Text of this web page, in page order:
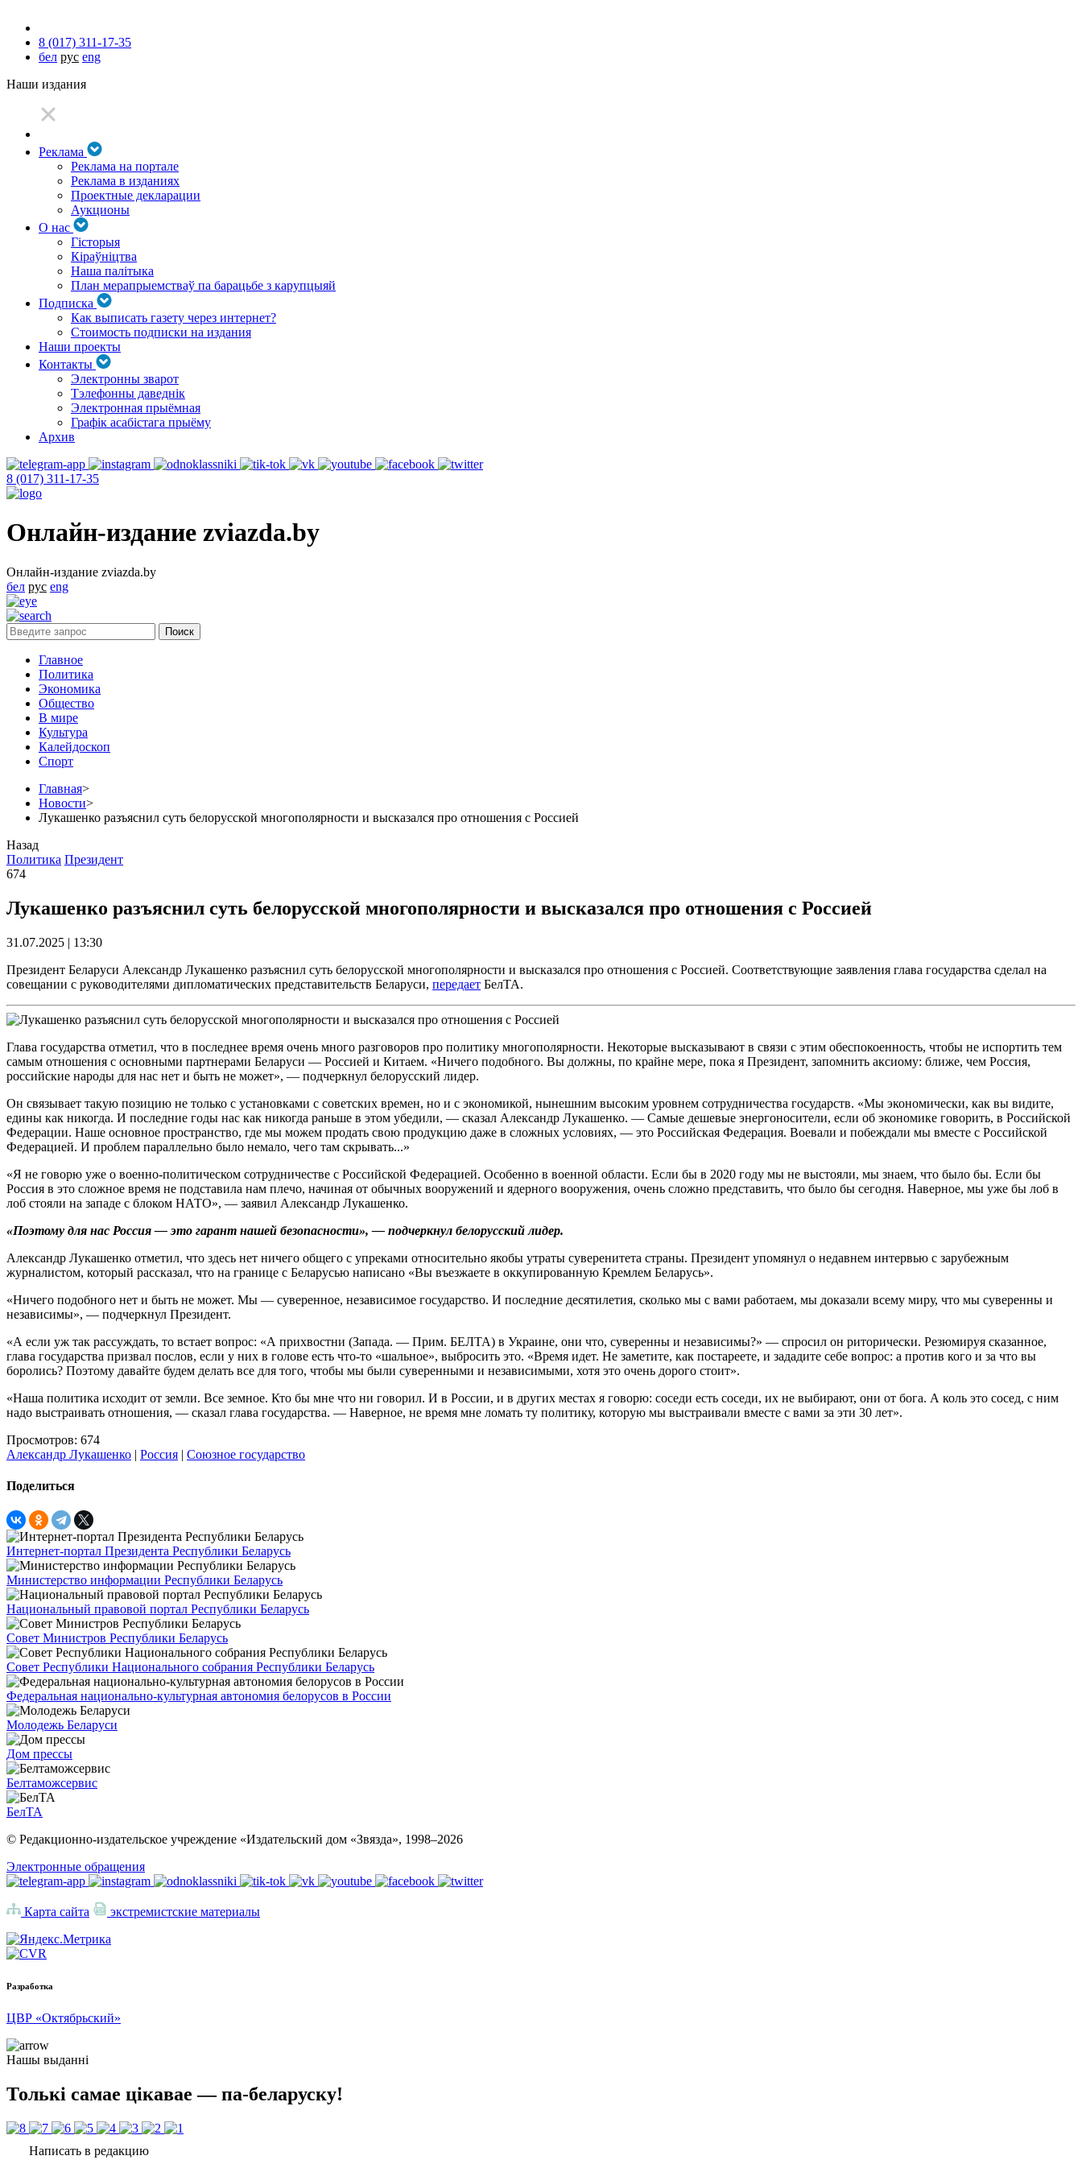
8 (017) 311-17-35
бел рус eng
Наши издания
Реклама
Реклама на портале
Реклама в изданиях
Проектные декларации
Аукционы
О нас
Гісторыя
Кіраўніцтва
Наша палітыка
План мерапрыемстваў па барацьбе з карупцыяй
Подписка
Как выписать газету через интернет?
Стоимость подписки на издания
Наши проекты
Контакты
Электронны зварот
Тэлефонны даведнік
Электронная прыёмная
Графік асабістага прыёму
Архив
8 (017) 311-17-35
Онлайн-издание zviazda.by
Онлайн-издание zviazda.by
бел рус eng
Главное
Политика
Экономика
Общество
В мире
Культура
Калейдоскоп
Спорт
Главная>
Новости>
Лукашенко разъяснил суть белорусской многополярности и высказался про отношения с Россией
Назад
Политика Президент
674
Лукашенко разъяснил суть белорусской многополярности и высказался про отношения с Россией
31.07.2025 | 13:30
Президент Беларуси Александр Лукашенко разъяснил суть белорусской многополярности и высказался про отношения с Россией. Соответствующие заявления глава государства сделал на
совещании с руководителями дипломатических представительств Беларуси, передает БелТА.
Глава государства отметил, что в последнее время очень много разговоров про политику многополярности. Некоторые высказывают в связи с этим обеспокоенность, чтобы не испортить тем
самым отношения с основными партнерами Беларуси — Россией и Китаем. «Ничего подобного. Вы должны, по крайне мере, пока я Президент, запомнить аксиому: ближе, чем Россия,
российские народы для нас нет и быть не может», — подчеркнул белорусский лидер.
Он связывает такую позицию не только с установками с советских времен, но и с экономикой, нынешним высоким уровнем сотрудничества государств. «Мы экономически, как вы видите,
едины как никогда. И последние годы нас как никогда раньше в этом убедили, — сказал Александр Лукашенко. — Самые дешевые энергоносители, если об экономике говорить, в Российской
Федерации. Наше основное пространство, где мы можем продать свою продукцию даже в сложных условиях, — это Российская Федерация. Воевали и побеждали мы вместе с Российской
Федерацией. И проблем параллельно было немало, чего там скрывать...»
«Я не говорю уже о военно-политическом сотрудничестве с Российской Федерацией. Особенно в военной области. Если бы в 2020 году мы не выстояли, мы знаем, что было бы. Если бы
Россия в это сложное время не подставила нам плечо, начиная от обычных вооружений и ядерного вооружения, очень сложно представить, что было бы сегодня. Наверное, мы уже бы лоб в
лоб стояли на западе с блоком НАТО», — заявил Александр Лукашенко.
«Поэтому для нас Россия — это гарант нашей безопасности», — подчеркнул белорусский лидер.
Александр Лукашенко отметил, что здесь нет ничего общего с упреками относительно якобы утраты суверенитета страны. Президент упомянул о недавнем интервью с зарубежным
журналистом, который рассказал, что на границе с Беларусью написано «Вы въезжаете в оккупированную Кремлем Беларусь».
«Ничего подобного нет и быть не может. Мы — суверенное, независимое государство. И последние десятилетия, сколько мы с вами работаем, мы доказали всему миру, что мы суверенны и
независимы», — подчеркнул Президент.
«А если уж так рассуждать, то встает вопрос: «А прихвостни (Запада. — Прим. БЕЛТА) в Украине, они что, суверенны и независимы?» — спросил он риторически. Резюмируя сказанное,
глава государства призвал послов, если у них в голове есть что-то «шальное», выбросить это. «Время идет. Не заметите, как постареете, и зададите себе вопрос: а против кого и за что вы
боролись? Поэтому давайте будем делать все для того, чтобы мы были суверенными и независимыми, хотя это очень дорого стоит».
«Наша политика исходит от земли. Все земное. Кто бы мне что ни говорил. И в России, и в других местах я говорю: соседи есть соседи, их не выбирают, они от бога. А коль это сосед, с ним
надо выстраивать отношения, — сказал глава государства. — Наверное, не время мне ломать ту политику, которую мы выстраивали вместе с вами за эти 30 лет».
Просмотров: 674
Александр Лукашенко | Россия | Союзное государство
Поделиться
Интернет-портал Президента Республики Беларусь
Министерство информации Республики Беларусь
Национальный правовой портал Республики Беларусь
Совет Министров Республики Беларусь
Совет Республики Национального собрания Республики Беларусь
Федеральная национально-культурная автономия белорусов в России
Молодежь Беларуси
Дом прессы
Белтаможсервис
БелТА
© Редакционно-издательское учреждение «Издательский дом «Звязда», 1998–2026
Электронные обращения
Карта сайта экстремистские материалы
Разработка
ЦВР «Октябрьский»
Нашы выданні
Толькі самае цікавае — па-беларуску!
Написать в редакцию